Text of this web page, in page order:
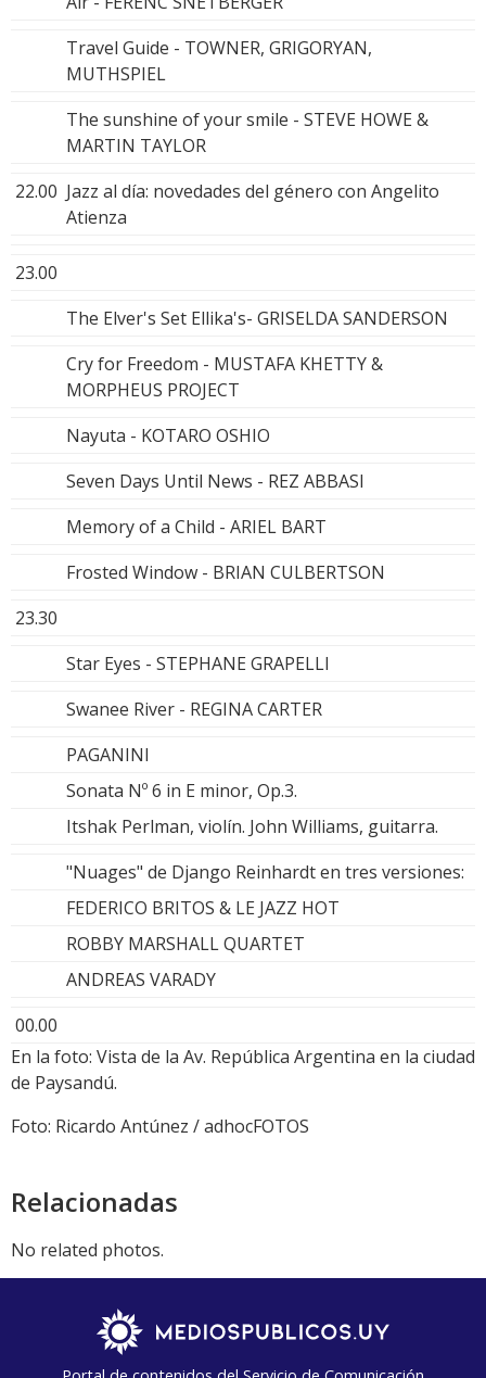
Travel Guide - TOWNER, GRIGORYAN,
MUTHSPIEL
The sunshine of your smile - STEVE HOWE &
MARTIN TAYLOR
22.00 Jazz al día: novedades del género con Angelito
Atienza
23.00
The Elver's Set Ellika's- GRISELDA SANDERSON
Cry for Freedom - MUSTAFA KHETTY &
MORPHEUS PROJECT
Nayuta - KOTARO OSHIO
Seven Days Until News - REZ ABBASI
Memory of a Child - ARIEL BART
Frosted Window - BRIAN CULBERTSON
23.30
Star Eyes - STEPHANE GRAPELLI
Swanee River - REGINA CARTER
PAGANINI
Sonata Nº 6 in E minor, Op.3.
Itshak Perlman, violín. John Williams, guitarra.
"Nuages" de Django Reinhardt en tres versiones:
FEDERICO BRITOS & LE JAZZ HOT
ROBBY MARSHALL QUARTET
ANDREAS VARADY
00.00
En la foto: Vista de la Av. República Argentina en la ciudad
de Paysandú.
Foto: Ricardo Antúnez / adhocFOTOS
Relacionadas
No related photos.